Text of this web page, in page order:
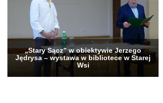
„Stary Sącz” w obiektywie Jerzego
Jędrysa – wystawa w bibliotece w Starej
Wsi